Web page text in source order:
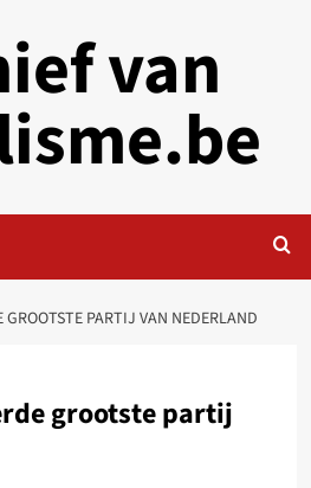
van
GROOTSTE PARTIJ VAN NEDERLAND
grootste partij